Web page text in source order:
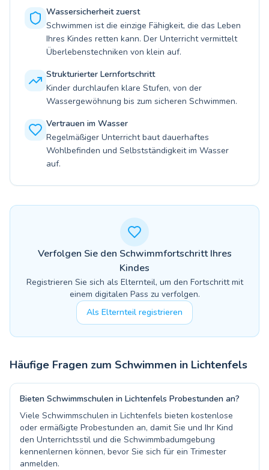
Wassersicherheit zuerst
Schwimmen ist die einzige Fähigkeit, die das Leben
Ihres Kindes retten kann. Der Unterricht vermittelt
Überlebenstechniken von klein auf.
Strukturierter Lernfortschritt
Kinder durchlaufen klare Stufen, von der
Wassergewöhnung bis zum sicheren Schwimmen.
Vertrauen im Wasser
Regelmäßiger Unterricht baut dauerhaftes
Wohlbefinden und Selbstständigkeit im Wasser
auf.
Verfolgen Sie den Schwimmfortschritt Ihres
Kindes
Registrieren Sie sich als Elternteil, um den Fortschritt mit
einem digitalen Pass zu verfolgen.
Als Elternteil registrieren
Häufige Fragen zum Schwimmen in Lichtenfels
Bieten Schwimmschulen in Lichtenfels Probestunden an?
Viele Schwimmschulen in Lichtenfels bieten kostenlose
oder ermäßigte Probestunden an, damit Sie und Ihr Kind
den Unterrichtsstil und die Schwimmbadumgebung
kennenlernen können, bevor Sie sich für ein Trimester
anmelden.